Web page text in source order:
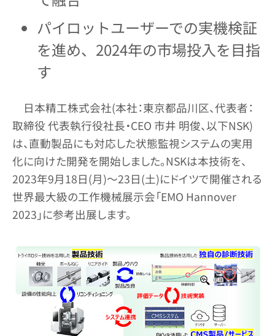
パイロットユーザーでの実機検証
を進め、2024年の市場投入を目指
す
日本精工株式会社(本社：東京都品川区、代表者：
取締役 代表執行役社長・CEO 市井 明俊、以下NSK)
は、直動製品にも対応した状態監視システムの実用
化に向けた開発を開始しました。NSKは本技術を、
2023年9月18日(月)～23日(土)にドイツで開催される
世界最大級の工作機械展示会「EMO Hannover
2023」に参考出展します。